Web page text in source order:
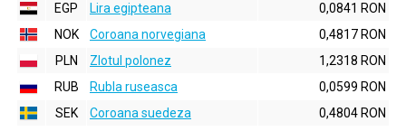
EGP
Lira egipteana
0,0841 RON
NOK
Coroana norvegiana
0,4817 RON
PLN
Zlotul polonez
1,2318 RON
RUB
Rubla ruseasca
0,0599 RON
SEK
Coroana suedeza
0,4804 RON